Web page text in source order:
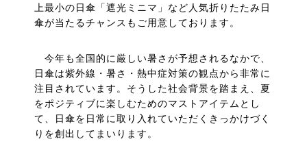
上最小の日傘「遮光ミニマ」など人気折りたたみ日
傘が当たるチャンスもご用意しております。
今年も全国的に厳しい暑さが予想されるなかで、
日傘は紫外線・暑さ・熱中症対策の観点から非常に
注目されています。そうした社会背景を踏まえ、夏
をポジティブに楽しむためのマストアイテムとし
て、日傘を日常に取り入れていただくきっかけづく
りを創出してまいります。